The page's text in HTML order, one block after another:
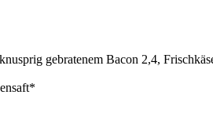
gebratenem Bacon 2,4,